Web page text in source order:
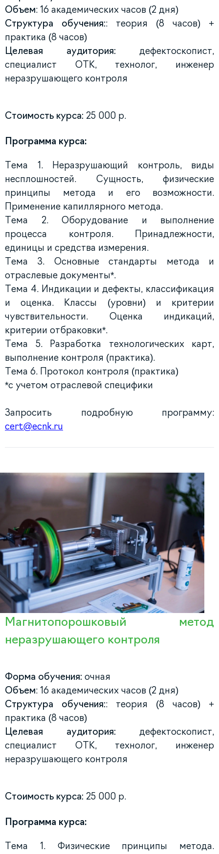
Объем: 16 академических часов (2 дня)
Структура обучения:: теория (8 часов) +
практика (8 часов)
Целевая аудитория: дефектоскопист,
специалист ОТК, технолог, инженер
неразрушающего контроля
Стоимость курса: 25 000 р.
Программа курса:
Тема 1. Неразрушающий контроль, виды
несплошностей. Сущность, физические
принципы метода и его возможности.
Применение капиллярного метода.
Тема 2. Оборудование и выполнение
процесса контроля. Принадлежности,
единицы и средства измерения.
Тема 3. Основные стандарты метода и
отраслевые документы*.
Тема 4. Индикации и дефекты, классификация
и оценка. Классы (уровни) и критерии
чувствительности. Оценка индикаций,
критерии отбраковки*.
Тема 5. Разработка технологических карт,
выполнение контроля (практика).
Тема 6. Протокол контроля (практика)
*с учетом отраслевой специфики
Запросить подробную программу:
cert@ecnk.ru
Магнитопорошковый метод
неразрушающего контроля
Форма обучения: очная
Объем: 16 академических часов (2 дня)
Структура обучения:: теория (8 часов) +
практика (8 часов)
Целевая аудитория: дефектоскопист,
специалист ОТК, технолог, инженер
неразрушающего контроля
Стоимость курса: 25 000 р.
Программа курса:
Тема 1. Физические принципы метода.